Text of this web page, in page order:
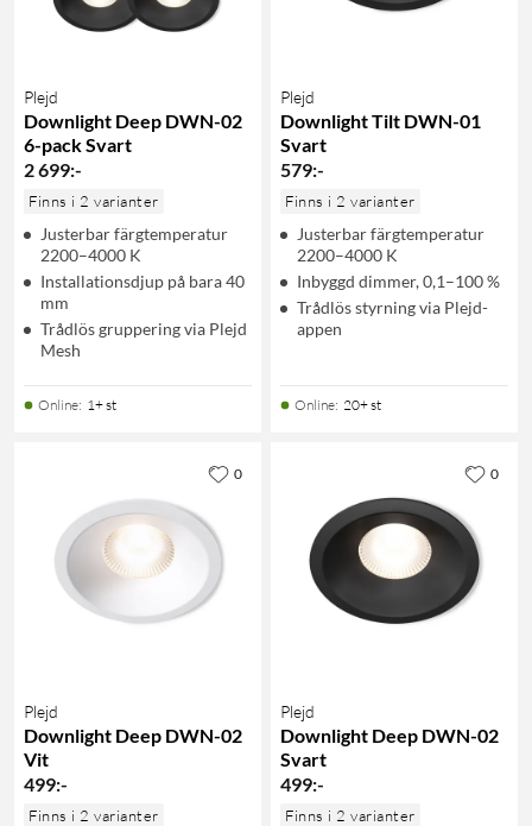
Plejd
Downlight Deep DWN-02
6-pack Svart
2 699:-
Finns i 2 varianter
Justerbar färgtemperatur
2200–4000 K
Installationsdjup på bara 40
mm
Trådlös gruppering via Plejd
Mesh
Online: 1+ st
Plejd
Downlight Tilt DWN-01
Svart
579:-
Finns i 2 varianter
Justerbar färgtemperatur
2200–4000 K
Inbyggd dimmer, 0,1–100 %
Trådlös styrning via Plejd-
appen
Online: 20+ st
Plejd
Downlight Deep DWN-02
Vit
499:-
Finns i 2 varianter
0
Plejd
Downlight Deep DWN-02
Svart
499:-
Finns i 2 varianter
0